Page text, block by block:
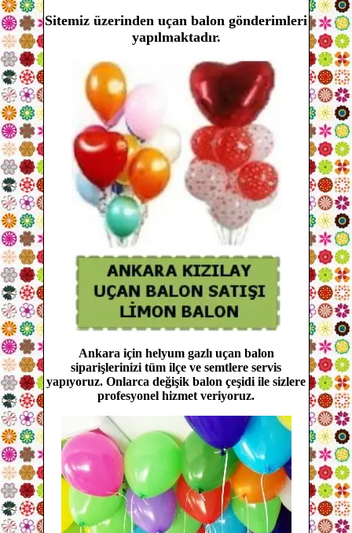
Sitemiz üzerinden uçan balon gönderimleri
yapılmaktadır.
Ankara için helyum gazlı uçan balon
siparişlerinizi tüm ilçe ve semtlere servis
yapıyoruz. Onlarca değişik balon çeşidi ile sizlere
profesyonel hizmet veriyoruz.